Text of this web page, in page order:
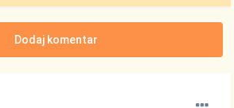
Dodaj komentar